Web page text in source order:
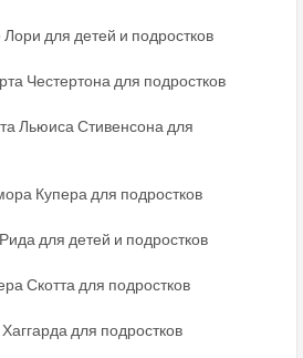
для детей и подростков
Честертона для подростков
Льюиса Стивенсона для
Купера для подростков
для детей и подростков
Скотта для подростков
для подростков